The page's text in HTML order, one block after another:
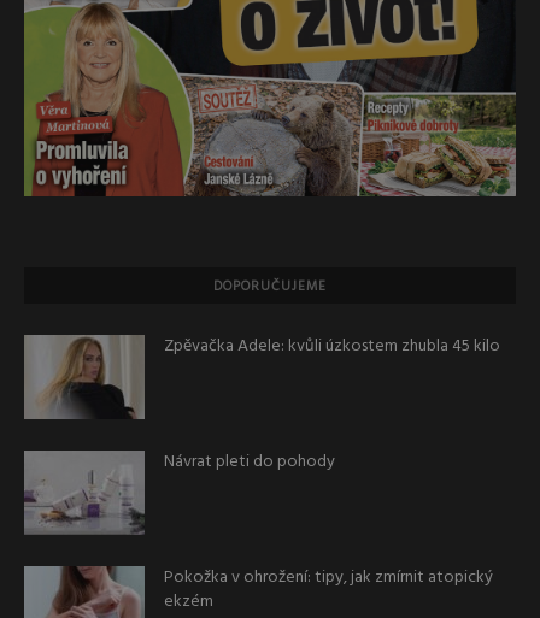
DOPORUČUJEME
Zpěvačka Adele: kvůli úzkostem zhubla 45 kilo
Návrat pleti do pohody
Pokožka v ohrožení: tipy, jak zmírnit atopický
ekzém